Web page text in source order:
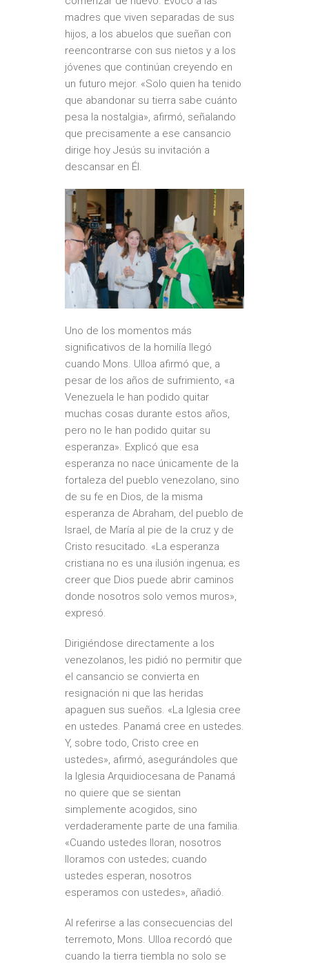
madres que viven separadas de sus
hijos, a los abuelos que sueñan con
reencontrarse con sus nietos y a los
jóvenes que continúan creyendo en
un futuro mejor. «Solo quien ha tenido
que abandonar su tierra sabe cuánto
pesa la nostalgia», afirmó, señalando
que precisamente a ese cansancio
dirige hoy Jesús su invitación a
descansar en Él.
Uno de los momentos más
significativos de la homilía llegó
cuando Mons. Ulloa afirmó que, a
pesar de los años de sufrimiento, «a
Venezuela le han podido quitar
muchas cosas durante estos años,
pero no le han podido quitar su
esperanza». Explicó que esa
esperanza no nace únicamente de la
fortaleza del pueblo venezolano, sino
de su fe en Dios, de la misma
esperanza de Abraham, del pueblo de
Israel, de María al pie de la cruz y de
Cristo resucitado. «La esperanza
cristiana no es una ilusión ingenua; es
creer que Dios puede abrir caminos
donde nosotros solo vemos muros»,
expresó.
Dirigiéndose directamente a los
venezolanos, les pidió no permitir que
el cansancio se convierta en
resignación ni que las heridas
apaguen sus sueños. «La Iglesia cree
en ustedes. Panamá cree en ustedes.
Y, sobre todo, Cristo cree en
ustedes», afirmó, asegurándoles que
la Iglesia Arquidiocesana de Panamá
no quiere que se sientan
simplemente acogidos, sino
verdaderamente parte de una familia.
«Cuando ustedes lloran, nosotros
lloramos con ustedes; cuando
ustedes esperan, nosotros
esperamos con ustedes», añadió.
Al referirse a las consecuencias del
terremoto, Mons. Ulloa recordó que
cuando la tierra tiembla no solo se